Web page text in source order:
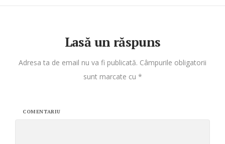
Lasă un răspuns
Adresa ta de email nu va fi publicată. Câmpurile obligatorii
sunt marcate cu *
COMENTARIU